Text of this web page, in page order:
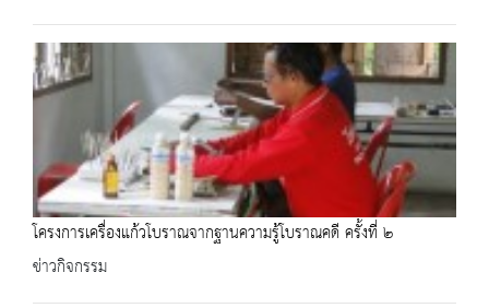
โครงการเครื่องแก้วโบราณจากฐานความรู้โบราณคดี ครั้งที่ ๒
ข่าวกิจกรรม